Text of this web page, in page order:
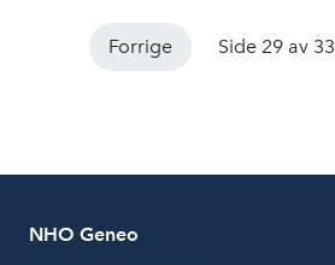
Forrige
Side 29 av 33
NHO Geneo